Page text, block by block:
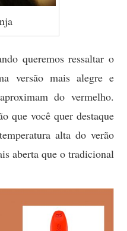
queremos ressaltar o
versão mais alegre e
do vermelho.
que você quer destaque
alta do verão
aberta que o tradicional